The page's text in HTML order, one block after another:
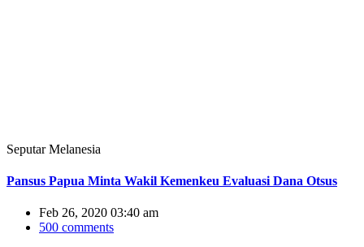
Seputar Melanesia
Pansus Papua Minta Wakil Kemenkeu Evaluasi Dana Otsus
Feb 26, 2020 03:40 am
500 comments